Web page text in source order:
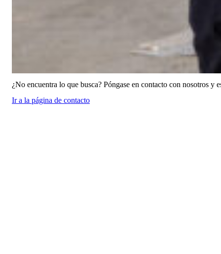
¿No encuentra lo que busca? Póngase en contacto con nosotros y
Ir a la página de contacto